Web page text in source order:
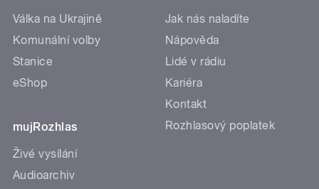
Válka na Ukrajině
Komunální volby
Stanice
eShop
mujRozhlas
Živé vysílání
Audioarchiv
Jak nás naladíte
Nápověda
Lidé v rádiu
Kariéra
Kontakt
Rozhlasový poplatek